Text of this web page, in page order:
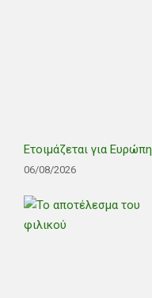
Ετοιμάζεται για Ευρώπη
06/08/2026